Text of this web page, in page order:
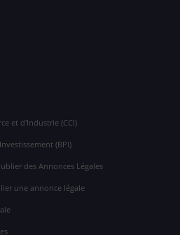
et d'Industrie (CCI)
(BPI)
des Annonces Légales
une annonce légale